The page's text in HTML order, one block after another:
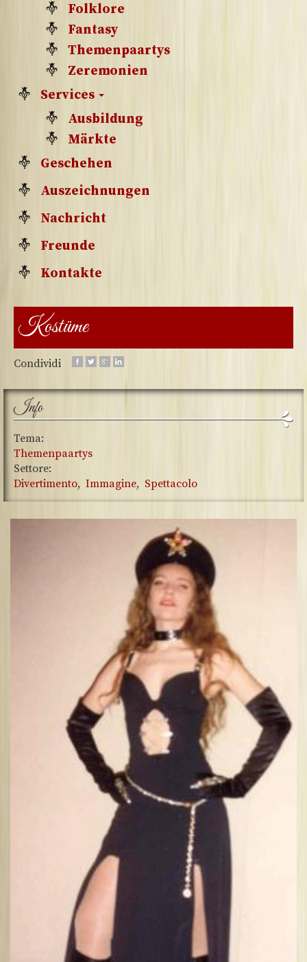
Folklore
Fantasy
Themenpaartys
Zeremonien
Services
Ausbildung
Märkte
Geschehen
Auszeichnungen
Nachricht
Freunde
Kontakte
Kostüme
Condividi
Info
Tema:
Themenpaartys
Settore:
Divertimento Immagine Spettacolo